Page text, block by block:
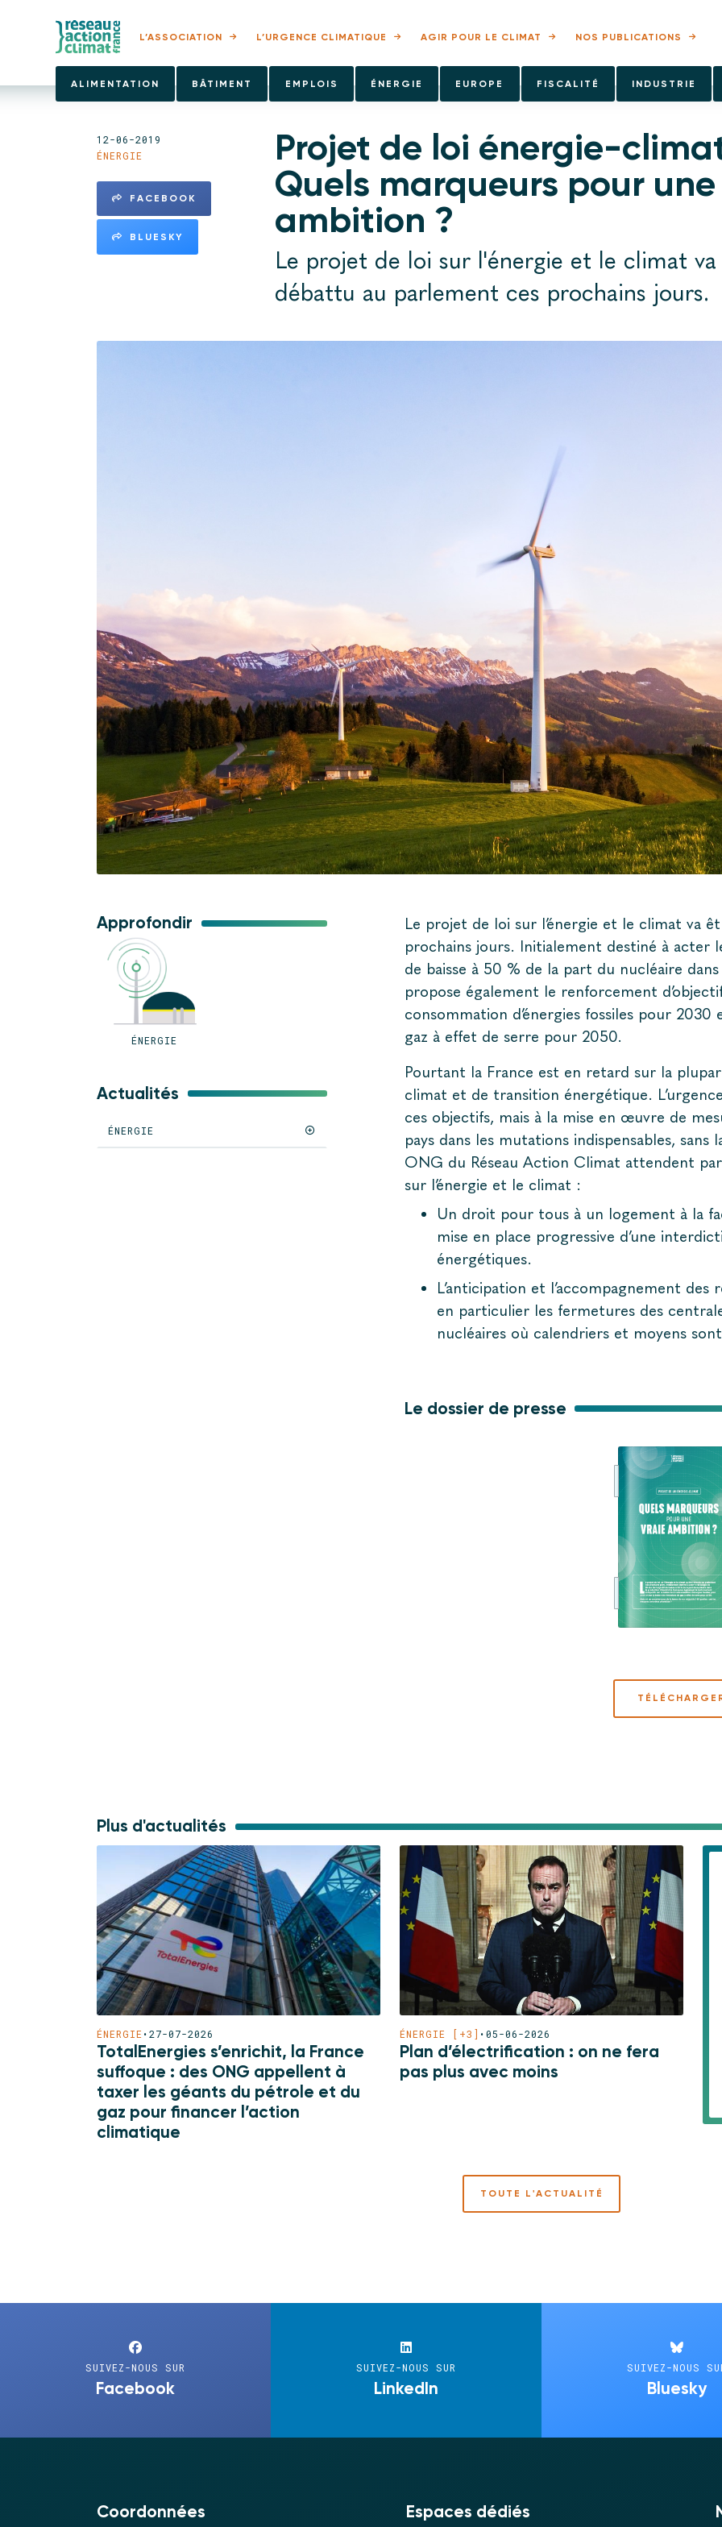
L’ASSOCIATION L’URGENCE CLIMATIQUE AGIR POUR LE CLIMAT NOS PUBLICATIONS
ALIMENTATION BÂTIMENT EMPLOIS ÉNERGIE EUROPE FISCALITÉ INDUSTRIE
12-06-2019
ÉNERGIE
FACEBOOK
BLUESKY
Projet de loi énergie-
Quels marqueurs pour
ambition ?
Le projet de loi sur l'énergie et le climat
débattu au parlement ces prochains jours.
Approfondir
ÉNERGIE
Actualités
ÉNERGIE
Le projet de loi sur l’énergie et le climat va
prochains jours. Initialement destiné à acter
de baisse à 50 % de la part du nucléaire
propose également le renforcement
consommation d’énergies fossiles pour 2030
gaz à effet de serre pour 2050.
Pourtant la France est en retard sur la
climat et de transition énergétique.
ces objectifs, mais à la mise en œuvre de
pays dans les mutations indispensables, sans
ONG du Réseau Action Climat attendent
sur l’énergie et le climat :
Un droit pour tous à un logement à la
mise en place progressive d’une
énergétiques.
L’anticipation et l’accompagnement
en particulier les fermetures des
nucléaires où calendriers et moyens
Le dossier de presse
Plus d'actualités
ÉNERGIE •27-07-2026
TotalEnergies s’enrichit, la France
suffoque : des ONG appellent à
taxer les géants du pétrole et du
gaz pour financer l’action
climatique
ÉNERGIE [+3] •05-06-2026
Plan d’électrification : on ne fera
pas plus avec moins
TOUTE L'ACTUALITÉ
SUIVEZ-NOUS SUR
Facebook
SUIVEZ-NOUS SUR
LinkedIn
SUIVEZ-NOUS
Bluesky
Coordonnées Espaces dédiés